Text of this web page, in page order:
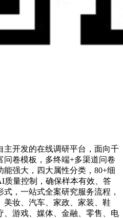
主开发的在线调研平台，面向千
卷模板，多终端+多渠道问卷
强大，四大属性分类，80+细
质量控制，确保样本有效、答
，一站式全案研究服务流程，
美妆、汽车、家政、家装、鞋
、游戏、媒体、金融、零售、电